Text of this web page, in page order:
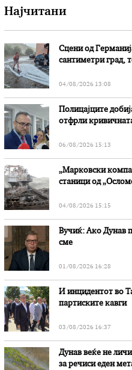
Најчитани
Сцени од
сантиметри град,
04/08/2026 13:08
Полицајците
отфрли
06/08/2026 15:13
„Марковски
станици од
04/08/2026 15:15
Вучиќ: Ако Дунав
сме
01/08/2026 16:28
И инцидентот во
партиските кавги
03/08/2026 16:37
Дунав веќе не
за речиси еден